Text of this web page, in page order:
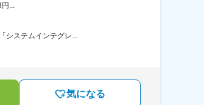
...
ステムインテグレ...
気になる